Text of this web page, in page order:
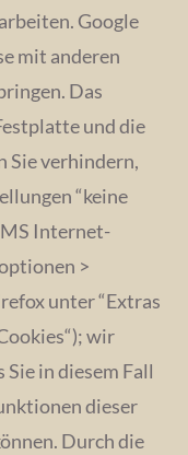
Google
mit anderen
Das
und die
Sie verhindern,
“keine
Internet-
>
unter “Extras
wir
Sie in diesem Fall
dieser
Durch die